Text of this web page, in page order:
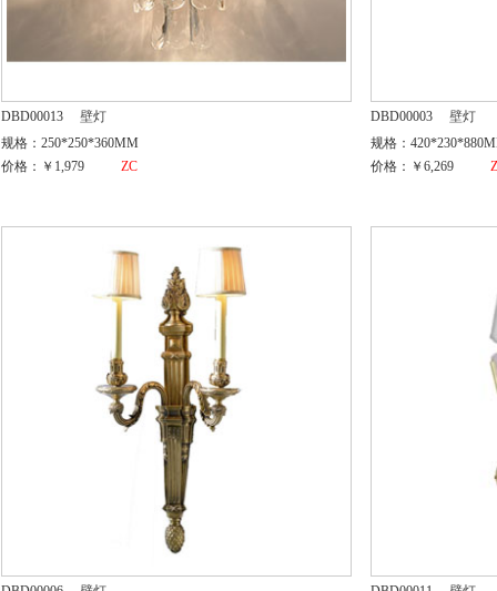
DBD00013
壁灯
规格：250*250*360MM
价格：￥1,979
ZC
DBD00003
壁灯
规格：
价格：￥6,269